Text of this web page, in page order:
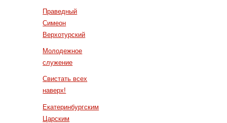
Праведный
Симеон
Верхотурский
Молодежное
служение
Свистать всех
наверх!
Екатеринбургским
Царским